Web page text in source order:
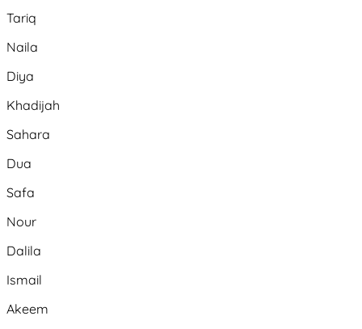
Tariq
Naila
Diya
Khadijah
Sahara
Dua
Safa
Nour
Dalila
Ismail
Akeem